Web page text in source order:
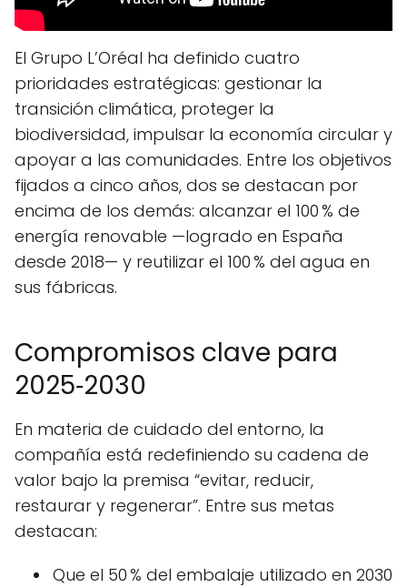
El Grupo L’Oréal ha definido cuatro
prioridades estratégicas: gestionar la
transición climática, proteger la
biodiversidad, impulsar la economía circular y
apoyar a las comunidades. Entre los objetivos
fijados a cinco años, dos se destacan por
encima de los demás: alcanzar el 100 % de
energía renovable —logrado en España
desde 2018— y reutilizar el 100 % del agua en
sus fábricas.
Compromisos clave para
2025‑2030
En materia de cuidado del entorno, la
compañía está redefiniendo su cadena de
valor bajo la premisa “evitar, reducir,
restaurar y regenerar”. Entre sus metas
destacan:
Que el 50 % del embalaje utilizado en 2030